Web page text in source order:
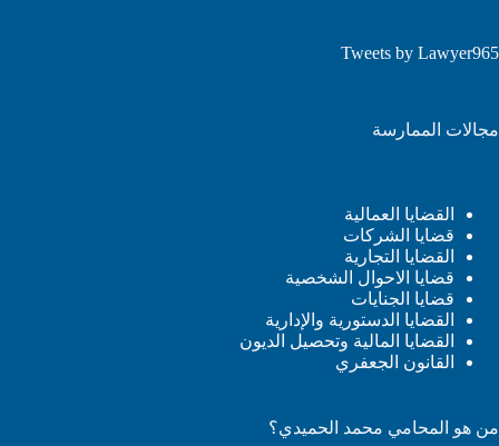
Tweets by Lawyer965
مجالات الممارسة
القضايا العمالية
قضايا الشركات
القضايا التجارية
قضايا الاحوال الشخصية
قضايا الجنايات
القضايا الدستورية والإدارية
القضايا المالية وتحصيل الديون
القانون الجعفري
من هو المحامي محمد الحميدي؟